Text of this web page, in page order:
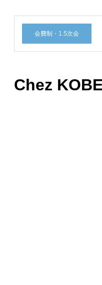
会費制・1.5次会
Chez